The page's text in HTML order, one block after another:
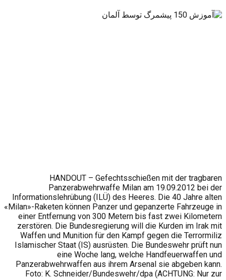
HANDOUT – Gefechtsschießen mit der tragbaren
Panzerabwehrwaffe Milan am 19.09.2012 bei der
Informationslehrübung (ILÜ) des Heeres. Die 40 Jahre alten
«Milan»-Raketen können Panzer und gepanzerte Fahrzeuge in
einer Entfernung von 300 Metern bis fast zwei Kilometern
zerstören. Die Bundesregierung will die Kurden im Irak mit
Waffen und Munition für den Kampf gegen die Terrormiliz
Islamischer Staat (IS) ausrüsten. Die Bundeswehr prüft nun
eine Woche lang, welche Handfeuerwaffen und
Panzerabwehrwaffen aus ihrem Arsenal sie abgeben kann.
Foto: K. Schneider/Bundeswehr/dpa (ACHTUNG: Nur zur